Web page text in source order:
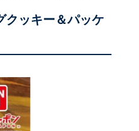
クッキー＆パッケ